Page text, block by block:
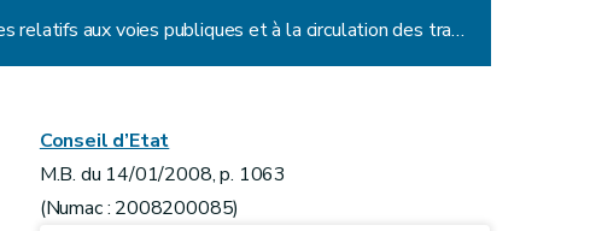
Décret relatif à la tutelle d'approbation de la Région wallonne sur les règlements complémentaires relatifs aux voies publiques et à la circulation des transports en commun
Conseil d’Etat
M.B. du 14/01/2008, p. 1063
(Numac : 2008200085)